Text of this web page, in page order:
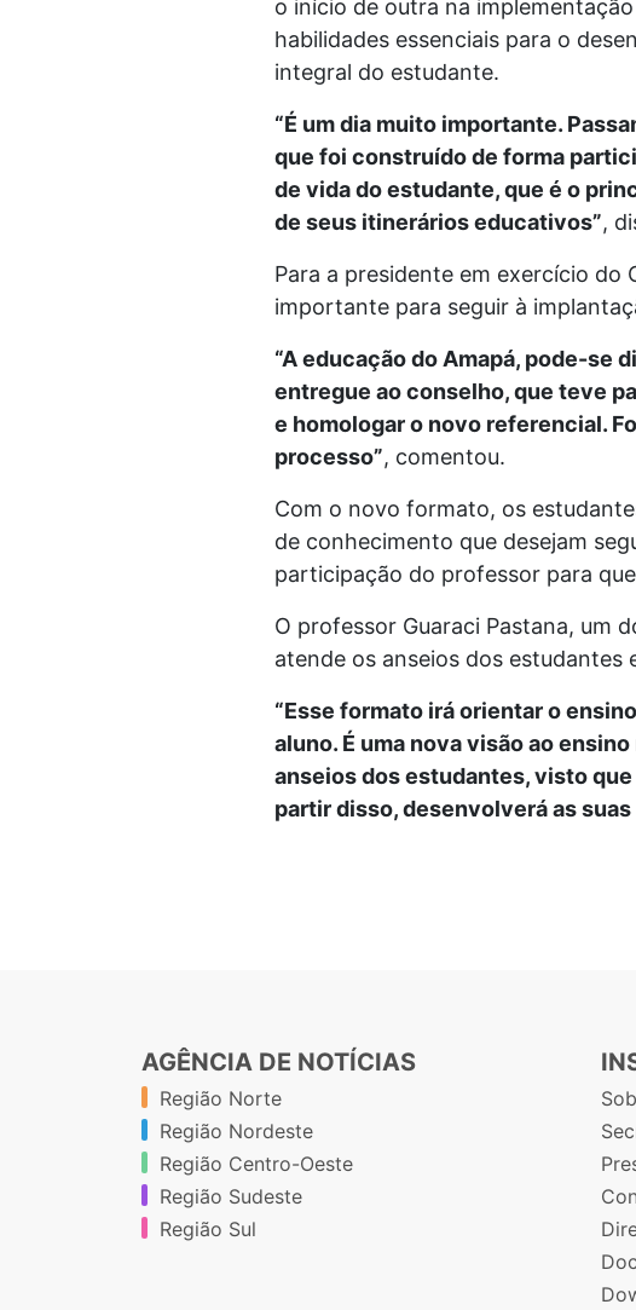
o início de outra na
habilidades essenciais para o
integral do estudante.
“É um dia muito importante.
que foi construído de forma
de vida do estudante, que é o
de seus itinerários educativos”,
Para a presidente em exercício do
importante para seguir à
“A educação do Amapá, pode-se
entregue ao conselho, que teve
e homologar o novo referencial.
processo”, comentou.
Com o novo formato, os
de conhecimento que desejam
participação do professor para
O professor Guaraci Pastana, um
atende os anseios dos estudantes
“Esse formato irá orientar o
aluno. É uma nova visão ao
anseios dos estudantes, visto
partir disso, desenvolverá as
AGÊNCIA DE NOTÍCIAS
Região Norte
Região Nordeste
Região Centro-Oeste
Região Sudeste
Região Sul